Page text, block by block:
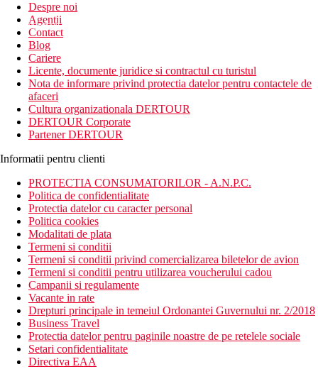
newsletter!
Despre noi
Agentii
Contact
Blog
Cariere
Licente, documente juridice si contractul cu turistul
Nota de informare privind protectia datelor pentru contactele de
afaceri
Cultura organizationala DERTOUR
DERTOUR Corporate
Partener DERTOUR
Informatii pentru clienti
PROTECTIA CONSUMATORILOR - A.N.P.C.
Politica de confidentialitate
Protectia datelor cu caracter personal
Politica cookies
Modalitati de plata
Termeni si conditii
Termeni si conditii privind comercializarea biletelor de avion
Termeni si conditii pentru utilizarea voucherului cadou
Campanii si regulamente
Vacante in rate
Drepturi principale in temeiul Ordonantei Guvernului nr. 2/2018
Business Travel
Protectia datelor pentru paginile noastre de pe retelele sociale
Setari confidentialitate
Directiva EAA